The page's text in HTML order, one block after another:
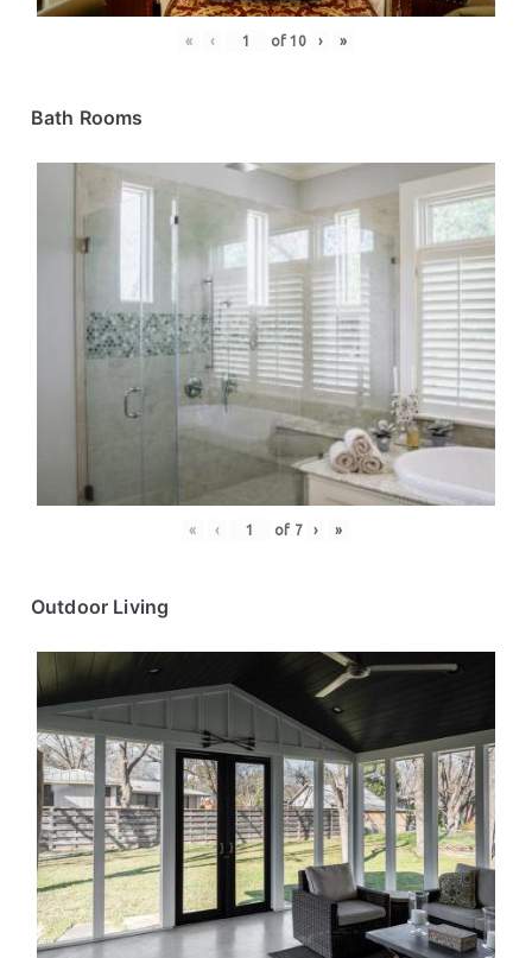
« ‹ of10 › »
Bath Rooms
« ‹ of 7 › »
Outdoor Living